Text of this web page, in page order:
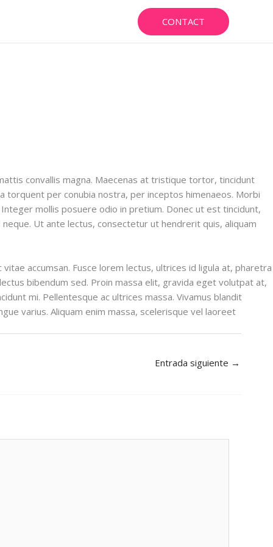
CONTACT
convallis magna. Maecenas at tristique tortor, tincidunt
torquent per conubia nostra, per inceptos himenaeos. Morbi
mollis posuere odio in pretium. Donec ut est tincidunt,
Ut ante lectus, consectetur ut hendrerit quis, aliquam
accumsan. Fusce lorem lectus, ultrices id ligula at, pharetra
bibendum sed. Proin massa elit, gravida eget volutpat at,
mi. Pellentesque ac ultrices massa. Vivamus blandit
varius. Aliquam enim massa, scelerisque vel laoreet
Entrada siguiente →